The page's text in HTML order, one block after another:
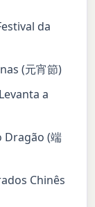
da
(元宵節)
a
Dragão (端
Chinês